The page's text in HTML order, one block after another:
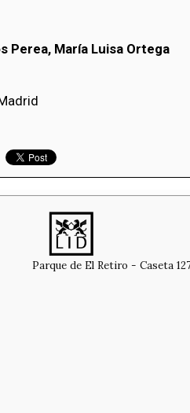
Perea, María Luisa Ortega
Parque de El Retiro - Caseta